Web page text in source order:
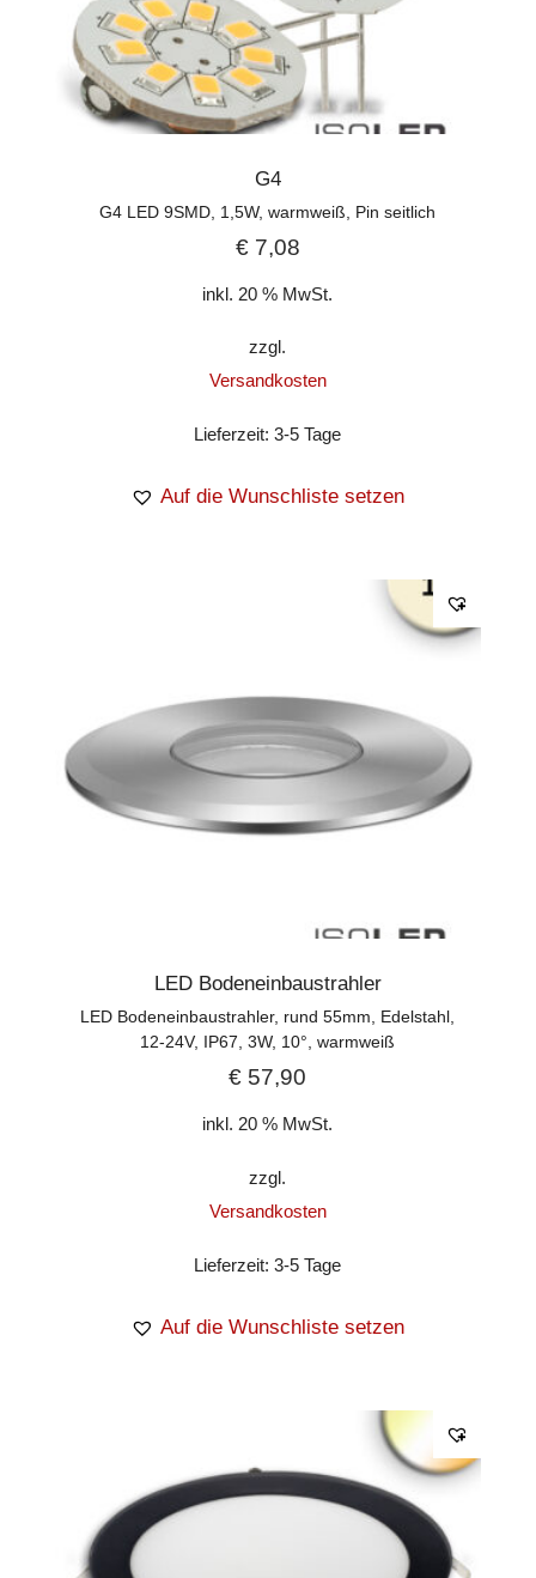
G4
G4 LED 9SMD, 1,5W, warmweiß, Pin seitlich
€7,08
inkl. 20 % MwSt.
zzgl.
Versandkosten
Lieferzeit:3-5 Tage
Auf die Wunschliste setzen
LED Bodeneinbaustrahler
LED Bodeneinbaustrahler, rund 55mm, Edelstahl,
12-24V, IP67, 3W, 10°, warmweiß
€ 57,90
inkl. 20 % MwSt.
zzgl.
Versandkosten
Lieferzeit:3-5 Tage
Auf die Wunschliste setzen